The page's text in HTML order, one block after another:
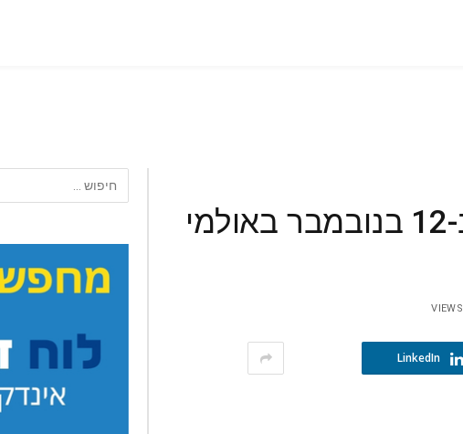
חדש בקהילה: "שלישי ישראלי" ב-12 בנובמבר באולמי
VIEWS
LinkedIn